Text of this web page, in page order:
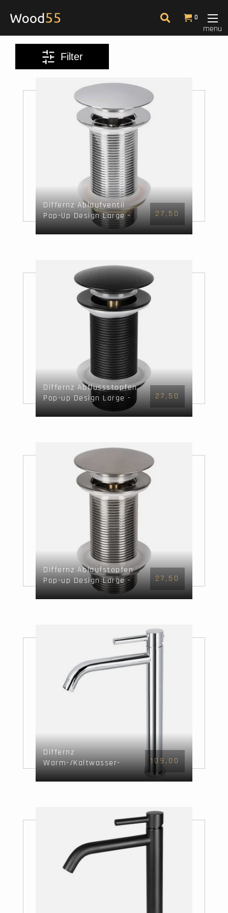
0
menu
Filter
Am meisten angesehen
Filter
Differnz Ablaufventil
Pop-Up Design Large -
Chrom - Mix&amp;Match
27,50
Differnz Abflussstopfen
Pop-up Design Large -
matt schwarz -
Mix&Match
27,50
Differnz Ablaufstopfen
Pop-up Design Large -
Mattchrom -
Mix&amp;Match
27,50
Differnz
Warm-/Kaltwasser-
Mischbatterie - Chrom
109,00